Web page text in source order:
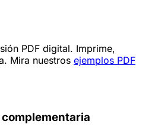
PDF digital. Imprime,
Mira nuestros ejemplos PDF